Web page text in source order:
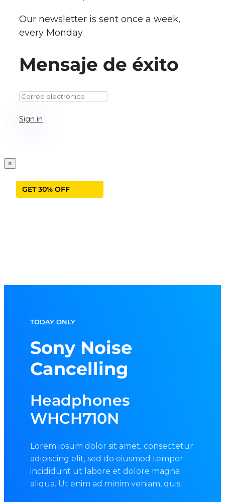
Our newsletter is sent once a week,
every Monday.
Mensaje de éxito
Sign in
×
GET 30% OFF
TODAY ONLY
Sony Noise
Cancelling
Headphones
WHCH710N
Lorem ipsum dolor sit amet, consectetur
adipiscing elit, sed do eiusmod tempor
incididunt ut labore et dolore magna
aliqua. Ut enim ad minim veniam, quis.